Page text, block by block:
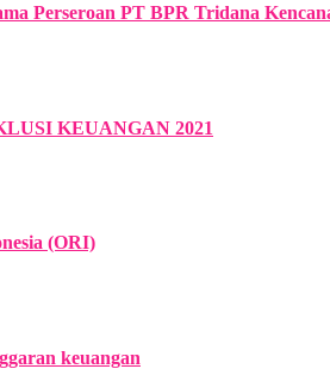
Perseroan PT BPR Tridana
KEUANGAN 2021
(ORI)
keuangan